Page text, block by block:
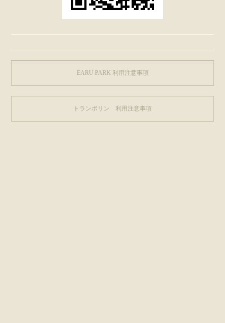
EARU PARK 利用注意事項
トランポリン 利用注意事項